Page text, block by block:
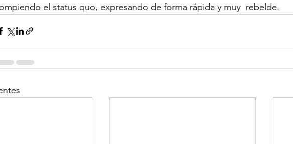
el status quo, expresando de forma rápida y muy  rebelde.